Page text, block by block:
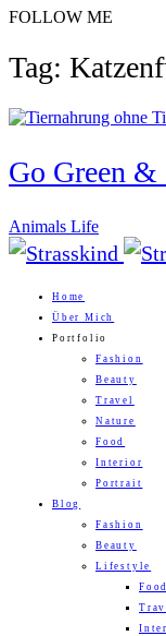
FOLLOW ME
Tag:
Go Green &
Animals Life
Home
Über Mich
Portfolio
Fashion
Beauty
Travel
Nature
Food
Interior
Portrait
Blog
Fashion
Beauty
Lifestyle
Food